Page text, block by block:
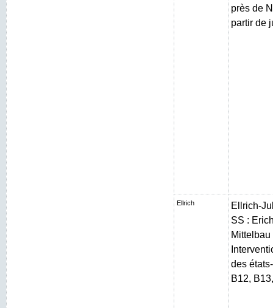
près de
partir de
Ellrich
Ellrich-
SS :
Mittelbau
des
B12,